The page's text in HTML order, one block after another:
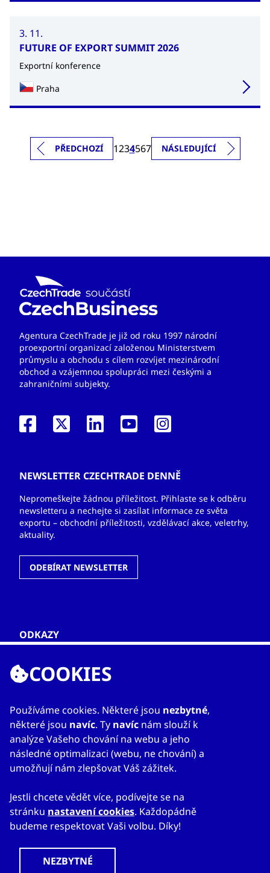
3. 11.
FUTURE OF EXPORT SUMMIT 2026
Exportní konference
Praha
PŘEDCHOZÍ 1234567 NÁSLEDUJÍCÍ
Agentura CzechTrade je již od roku 1997 národní
proexportní organizací založenou Ministerstvem
průmyslu a obchodu s cílem rozvíjet mezinárodní
obchod a vzájemnou spolupráci mezi českými a
zahraničními subjekty.
NEWSLETTER CZECHTRADE DENNĚ
Nepromeškejte žádnou příležitost. Přihlaste se k odběru
newsletteru a nechejte si zasílat informace ze světa
exportu – obchodní příležitosti, vzdělávací akce, veletrhy,
aktuality.
ODEBÍRAT NEWSLETTER
ODKAZY
Zahraniční kanceláře
© 2023
CzechTrade
Mapa webuProhlášení o přístupnosti
Nastavení cookies
COOKIES
Používáme cookies. Některé jsou nezbytné,
některé jsou navíc. Ty navíc nám slouží k
analýze Vašeho chování na webu a jeho
následné optimalizaci (webu, ne chování) a
umožňují nám zlepšovat Váš zážitek.
Jestli chcete vědět více, podívejte se na
stránku nastavení cookies. Každopádně
budeme respektovat Vaši volbu. Díky!